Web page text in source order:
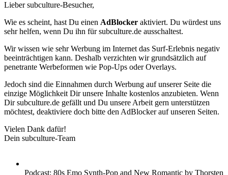
Lieber subculture-Besucher,
Wie es scheint, hast Du einen AdBlocker aktiviert. Du würdest uns
sehr helfen, wenn Du ihn für subculture.de ausschaltest.
Wir wissen wie sehr Werbung im Internet das Surf-Erlebnis negativ
beeinträchtigen kann. Deshalb verzichten wir grundsätzlich auf
penetrante Werbeformen wie Pop-Ups oder Overlays.
Jedoch sind die Einnahmen durch Werbung auf unserer Seite die
einzige Möglichkeit Dir unsere Inhalte kostenlos anzubieten. Wenn
Dir subculture.de gefällt und Du unsere Arbeit gern unterstützen
möchtest, deaktiviere doch bitte den AdBlocker auf unseren Seiten.
Vielen Dank dafür!
Dein subculture-Team
Podcast: 80s Emo Synth-Pop and New Romantic by Thorsten